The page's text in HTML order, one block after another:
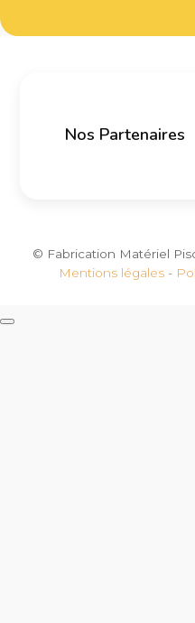
Nos Partenaires
© Fabrication Matériel
Mentions légales -